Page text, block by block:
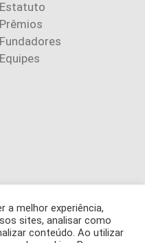
Estatuto
Prêmios
Fundadores
Equipes
HOJE. Todos os direitos
a melhor experiência,
sites, analisar como
conteúdo. Ao utilizar